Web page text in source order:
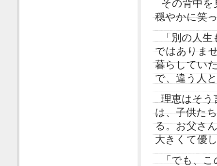
その背中を
穏やかに笑
「別の人
ではありま
暮らしてい
で、違う人
理恵はそう
は、子供た
る。お父さ
大きくて優
「でも、